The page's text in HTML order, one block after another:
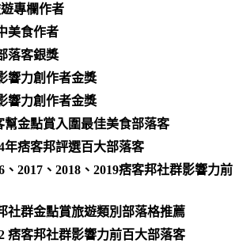
專欄作者
美食作者
落客銀獎
響力創作者金獎
響力創作者金獎
幫金點賞入圍最佳美食部落客
年痞客邦評選百大部落客
、2017、2018、2019痞客邦社群影響力前
社群金點賞旅遊類別部落格推薦
痞客邦社群影響力前百大部落客